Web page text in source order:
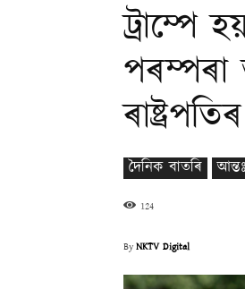
ট্ৰাম্পে
দৈনিক বাতৰি
124
ByNKTV Digital